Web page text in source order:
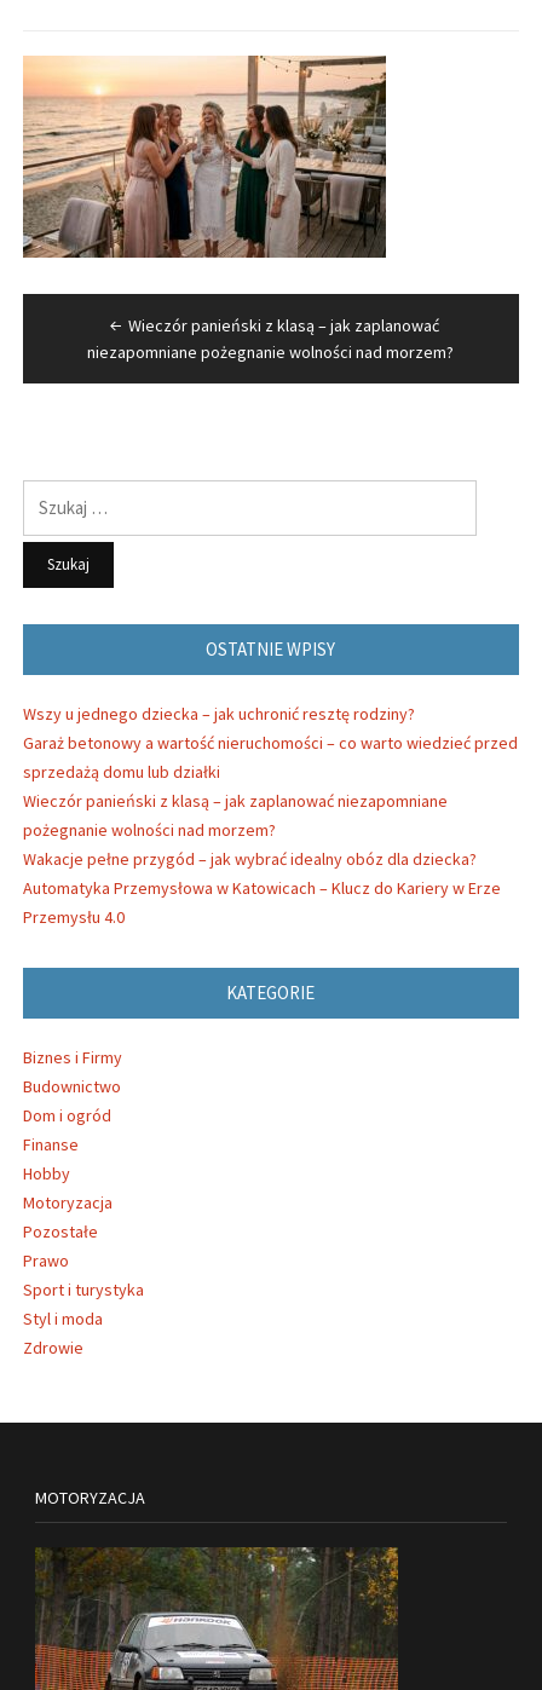
Nawigacja
wpisu
Wieczór panieński z klasą – jak zaplanować
niezapomniane pożegnanie wolności nad morzem?
OSTATNIE WPISY
Wszy u jednego dziecka – jak uchronić resztę rodziny?
Garaż betonowy a wartość nieruchomości – co warto wiedzieć przed
sprzedażą domu lub działki
Wieczór panieński z klasą – jak zaplanować niezapomniane
pożegnanie wolności nad morzem?
Wakacje pełne przygód – jak wybrać idealny obóz dla dziecka?
Automatyka Przemysłowa w Katowicach – Klucz do Kariery w Erze
Przemysłu 4.0
KATEGORIE
Biznes i Firmy
Budownictwo
Dom i ogród
Finanse
Hobby
Motoryzacja
Pozostałe
Prawo
Sport i turystyka
Styl i moda
Zdrowie
MOTORYZACJA